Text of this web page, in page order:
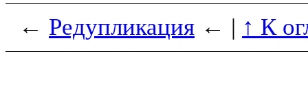
← Редупликация ← | ↑ К